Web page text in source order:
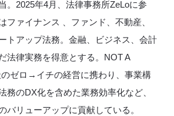
。2025年4月、法律事務所ZeLoに参
ファイナンス 、ファンド、不動産、
トアップ法務。金融、ビジネス、会計
法律実務を得意とする。NOT A
ゼロ→イチの経営に携わり、事業構
務のDX化を含めた業務効率化など、
バリューアップに貢献している。